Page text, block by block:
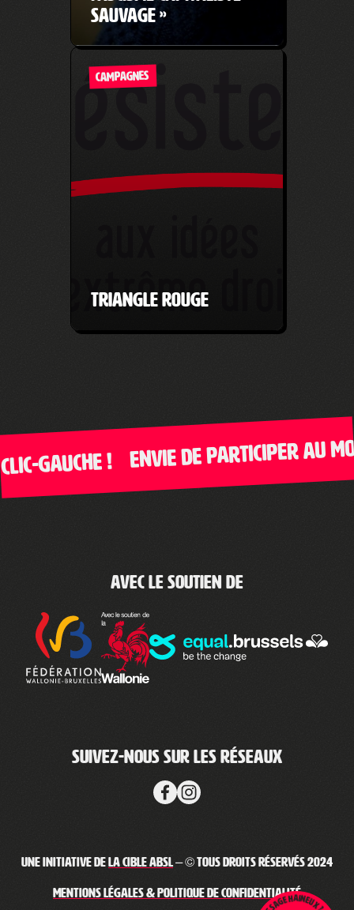
sauvage »
CAMPAGNES
Triangle Rouge
!
Envie de participer au
Avec le soutien de
Suivez-nous sur les réseaux
Une initiative deLa Cible ABSL– © Tous droits réservés 2024
Mentions légales & Politique de confidentialité